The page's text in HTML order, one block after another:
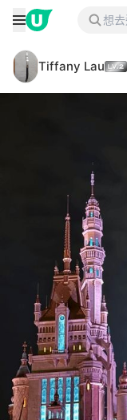
Tiffany Lau